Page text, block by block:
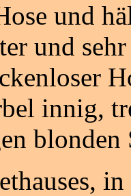
und
und
innig,